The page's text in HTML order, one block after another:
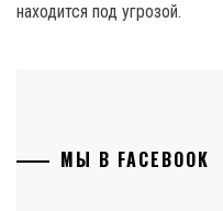
находится под угрозой.
МЫ В FACEBOOK